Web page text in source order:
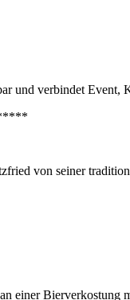
und verbindet
von seiner
einer